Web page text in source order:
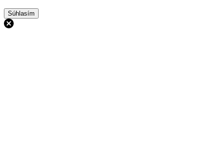
Súhlasím